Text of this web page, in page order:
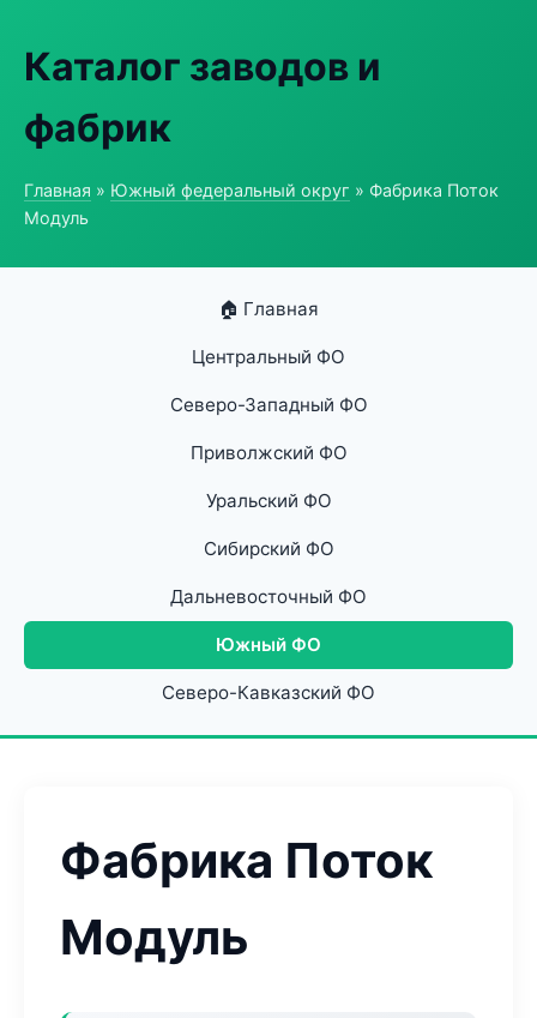
Каталог заводов и
фабрик
Главная » Южный федеральный округ » Фабрика Поток
Модуль
🏠 Главная
Центральный ФО
Северо-Западный ФО
Приволжский ФО
Уральский ФО
Сибирский ФО
Дальневосточный ФО
Южный ФО
Северо-Кавказский ФО
Фабрика Поток
Модуль